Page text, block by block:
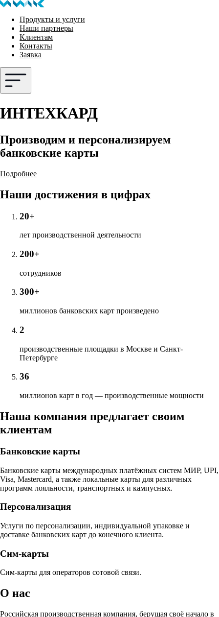
Продукты и услуги
Наши партнеры
Клиентам
Контакты
Заявка
ИНТЕХКАРД
Производим и персонализируем
банковские карты
Подробнее
Наши достижения в цифрах
20+
лет производственной деятельности
200+
сотрудников
300+
миллионов банковских карт произведено
2
производственные площадки в Москве и Санкт-
Петербурге
36
миллионов карт в год — производственные мощности
Наша компания предлагает своим
клиентам
Банковские карты
Банковские карты международных платёжных систем МИР, UPI,
Visa, Mastercard, а также локальные карты для различных
программ лояльности, транспортных и кампусных.
Персонализация
Услуги по персонализации, индивидуальной упаковке и
доставке банковских карт до конечного клиента.
Сим-карты
Сим-карты для операторов сотовой связи.
О нас
Российская производственная компания, берущая своё начало в